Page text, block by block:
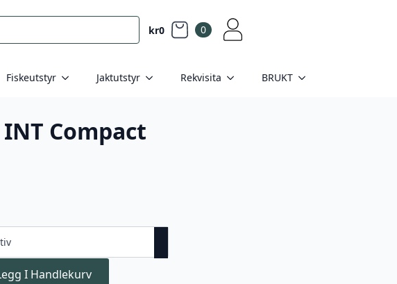
kr0 0
Fiskeutstyr Jaktutstyr Rekvisita BRUKT
Compact
I Handlekurv